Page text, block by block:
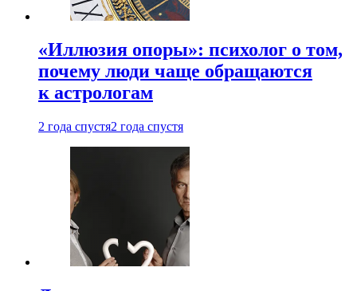
«Иллюзия опоры»: психолог о том,
почему люди чаще обращаются
к астрологам
2 года спустя2 года спустя